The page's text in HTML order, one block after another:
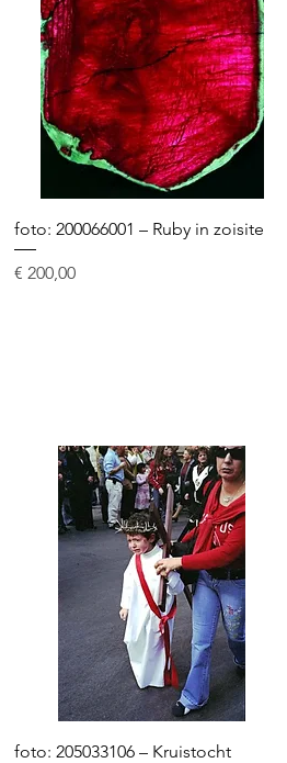
foto: 200066001 – Ruby in zoisite
Prijs
€ 200,00
foto: 205033106 – Kruistocht